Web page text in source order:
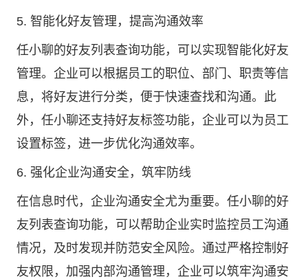
5. 智能化好友管理，提高沟通效率
任小聊的好友列表查询功能，可以实现智能化好友
管理。企业可以根据员工的职位、部门、职责等信
息，将好友进行分类，便于快速查找和沟通。此
外，任小聊还支持好友标签功能，企业可以为员工
设置标签，进一步优化沟通效率。
6. 强化企业沟通安全，筑牢防线
在信息时代，企业沟通安全尤为重要。任小聊的好
友列表查询功能，可以帮助企业实时监控员工沟通
情况，及时发现并防范安全风险。通过严格控制好
友权限，加强内部沟通管理，企业可以筑牢沟通安